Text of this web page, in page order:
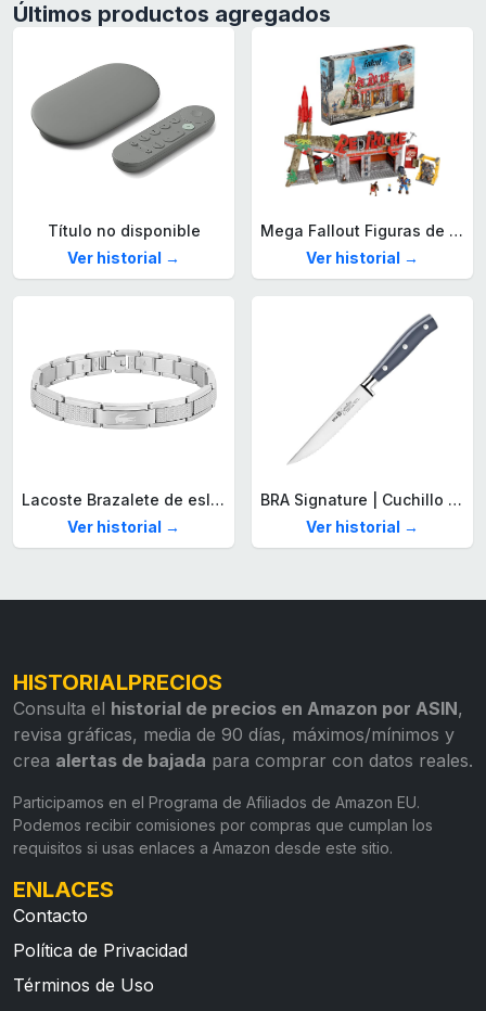
Últimos productos agregados
Título no disponible
Ver historial →
Mega Fallout Figuras de acción y Juguetes de construcción, Parada de Camiones Red Rocket con 824 Piezas, 2 Personajes articulados y Accesorios, para coleccionistas, HXT00
Ver historial →
Lacoste Brazalete de eslabón para Hombre Colección STENCIL de Acero inoxidable
Ver historial →
BRA Signature | Cuchillo tomatero 120 mm, Acero Inoxidable alemán forjado con Molibdeno Vanadio, Mango Remachado ABS, Diseño Ergonómico, Hoja 1,6 mm espesor
Ver historial →
HISTORIALPRECIOS
Consulta el historial de precios en Amazon por ASIN,
revisa gráficas, media de 90 días, máximos/mínimos y
crea alertas de bajada para comprar con datos reales.
Participamos en el Programa de Afiliados de Amazon EU.
Podemos recibir comisiones por compras que cumplan los
requisitos si usas enlaces a Amazon desde este sitio.
ENLACES
Contacto
Política de Privacidad
Términos de Uso